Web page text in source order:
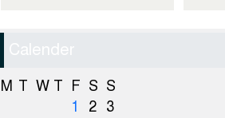
Calender
M T W T F S S
1
2 3